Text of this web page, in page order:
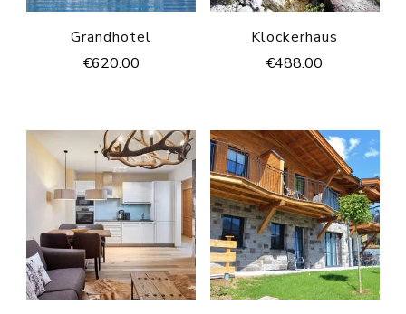
Grandhotel
€620.00
Klockerhaus
€488.00